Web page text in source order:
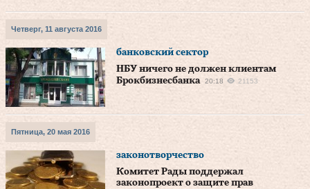
Четверг, 11 августа 2016
банковский сектор
НБУ ничего не должен клиентам
Брокбизнесбанка
20:18 21153
Пятница, 20 мая 2016
законотворчество
Комитет Рады поддержал
законопроект о защите прав